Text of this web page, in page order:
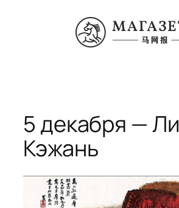
содержимому
5 декабря — Ли
Кэжань